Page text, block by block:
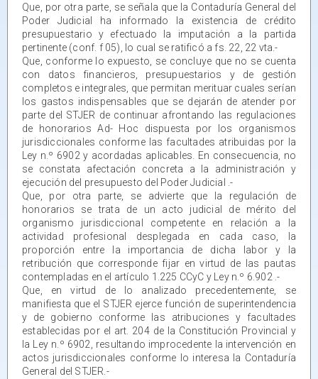
Que, por otra parte, se señala que la Contaduría General del
Poder Judicial ha informado la existencia de crédito
presupuestario y efectuado la imputación a la partida
pertinente (conf. f 05), lo cual se ratificó a fs. 22, 22 vta.-
Que, conforme lo expuesto, se concluye que no se cuenta
con datos financieros, presupuestarios y de gestión
completos e integrales, que permitan merituar cuales serían
los gastos indispensables que se dejarán de atender por
parte del STJER de continuar afrontando las regulaciones
de honorarios Ad- Hoc dispuesta por los organismos
jurisdiccionales conforme las facultades atribuidas por la
Ley n.º 6902 y acordadas aplicables. En consecuencia, no
se constata afectación concreta a la administración y
ejecución del presupuesto del Poder Judicial .-
Que, por otra parte, se advierte que la regulación de
honorarios se trata de un acto judicial de mérito del
organismo jurisdiccional competente en relación a la
actividad profesional desplegada en cada caso, la
proporción entre la importancia de dicha labor y la
retribución que corresponde fijar en virtud de las pautas
contempladas en el artículo 1.225 CCyC y Ley n.º 6.902 .-
Que, en virtud de lo analizado precedentemente, se
manifiesta que el STJER ejerce función de superintendencia
y de gobierno conforme las atribuciones y facultades
establecidas por el art. 204 de la Constitución Provincial y
la Ley n.º 6902, resultando improcedente la intervención en
actos jurisdiccionales conforme lo interesa la Contaduría
General del STJER.-